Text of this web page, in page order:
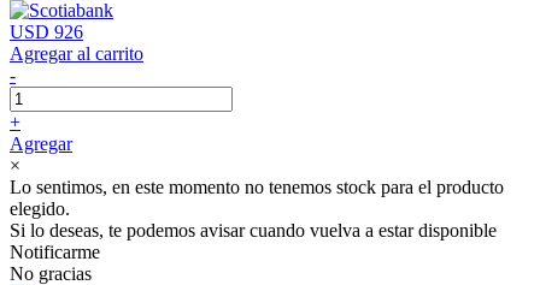
USD 926
Agregar al carrito
-
+
Agregar
×
Lo sentimos, en este momento no tenemos stock para el producto
elegido.
Si lo deseas, te podemos avisar cuando vuelva a estar disponible
Notificarme
No gracias